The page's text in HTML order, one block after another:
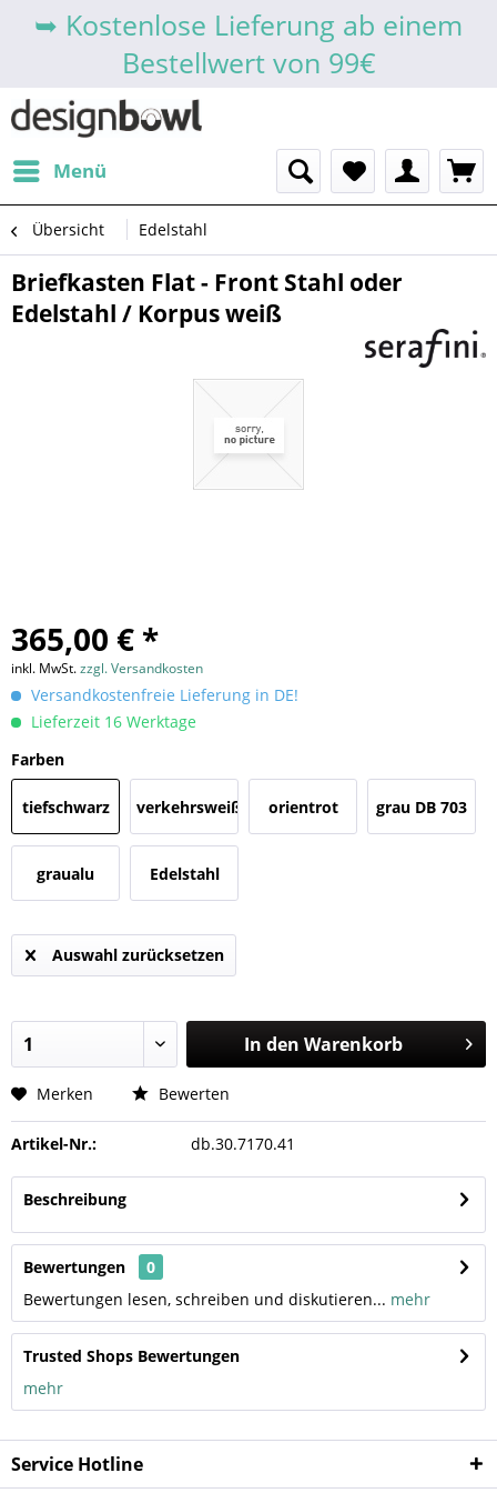
➥ Kostenlose Lieferung ab einem
Bestellwert von 99€
Menü
Übersicht Edelstahl
Briefkasten Flat - Front Stahl oder
Edelstahl / Korpus weiß
365,00 € *
inkl. MwSt.zzgl. Versandkosten
Versandkostenfreie Lieferung in DE!
Lieferzeit 16 Werktage
Farben
tiefschwarz
(RAL 9005)
verkehrsweiß
(RAL 9016)
orientrot grau DB 703
graualu Edelstahl
Auswahl zurücksetzen
In den Warenkorb
Merken Bewerten
Artikel-Nr.: db.30.7170.41
Beschreibung
Bewertungen
0
Bewertungen lesen, schreiben und diskutieren... mehr
Trusted Shops Bewertungen
mehr
Service Hotline